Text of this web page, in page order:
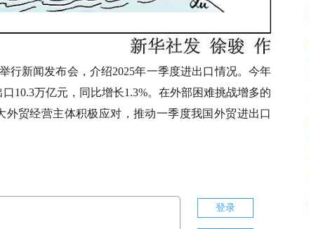
行新闻发布会，介绍2025年一季度进出口情况。今年
10.3万亿元，同比增长1.3%。在外部困难挑战增多的
外贸经营主体积极应对，推动一季度我国外贸进出口
登录